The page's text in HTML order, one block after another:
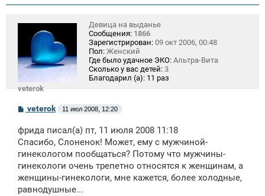
veterok
Девица на выданье
Сообщения: 1866
Зарегистрирован: 09 окт 2006, 00:48
Пол: Женский
Где было удачное ЭКО: Альтра-Вита
Сколько у вас детей: 3
Благодарил (а): 11 раз
С
б
щ
н
и
veterok 11 июл 2008, 12:20
фрида писал(а) пт, 11 июля 2008 11:18
Спасибо, Слоненок! Может, ему с мужчиной-
гинекологом пообщаться? Потому что мужчины-
гинекологи очень трепетно относятся к женщинам, а
женщины-гинекологи, мне кажется, более холодные,
равнодушные...